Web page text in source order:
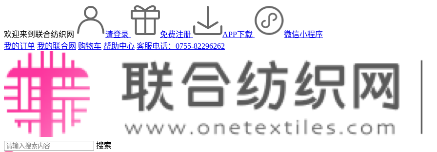
欢迎来到联合纺织网 请登录 免费注册 APP下载
微信小程序
我的订单 我的联合网 购物车 帮助中心 客服电话：0755-82296262
搜索